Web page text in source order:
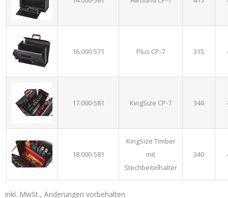
16.000-571 Plus CP-7 315
17.000-581 KingSize CP-7 340
18.000-581
KingSize Timber
mit
Stechbeitelhalter
340
inkl. MwSt., Änderungen vorbehalten